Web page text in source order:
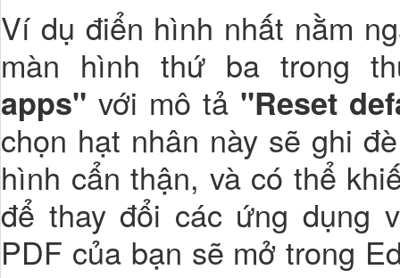
Ví dụ điển hình nhất nằm
màn hình thứ ba trong
apps" với mô tả "Reset
chọn hạt nhân này sẽ ghi
hình cẩn thận, và có thể
để thay đổi các ứng dụng
PDF của bạn sẽ mở trong